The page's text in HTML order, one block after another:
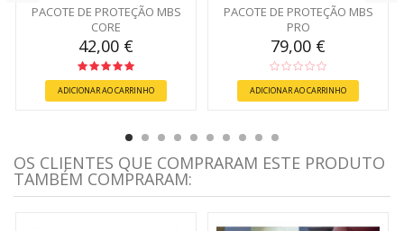
PACOTE DE PROTEÇÃO MBS
CORE
42,00 €
ADICIONAR AO CARRINHO
PACOTE DE PROTEÇÃO MBS
PRO
79,00 €
ADICIONAR AO CARRINHO
OS CLIENTES QUE COMPRARAM ESTE PRODUTO
TAMBÉM COMPRARAM: